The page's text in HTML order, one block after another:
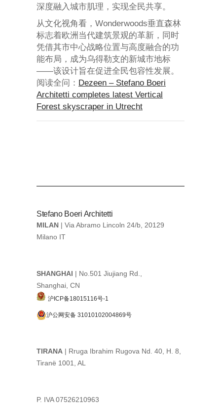
深度融入城市肌理，实现全民共享。
从文化视角看，Wonderwoods垂直森林
标志着欧洲当代建筑景观的革新，同时
凭借其市中心战略位置与高度融合的功
能布局，成为乌得勒支的新城市地标
——该设计旨在促进全民包容性发展。
阅读全问： Dezeen – Stefano Boeri
Architetti completes latest Vertical
Forest skyscraper in Utrecht
Stefano Boeri Architetti
MILAN | Via Abramo Lincoln 24/b, 20129
Milano IT
SHANGHAI | No.501 Jiujiang Rd.,
Shanghai, CN
沪ICP备18015116号-1
沪公网安备 31010102004869号
TIRANA | Rruga Ibrahim Rugova Nd. 40, H. 8,
Tiranë 1001, AL
P. IVA 07526210963